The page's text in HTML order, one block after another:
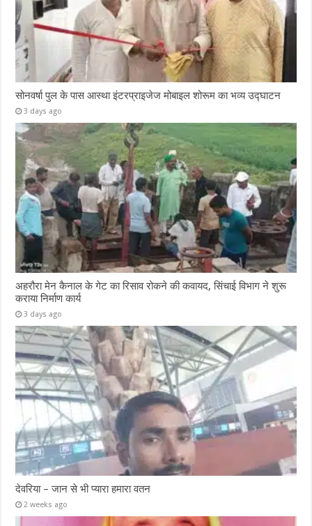
सोनवर्षा पुल के पास आस्था इंटरप्राइजेज मोबाइल शोरूम का भव्य उद्घाटन
3 days ago
अहरौरा मेन कैनाल के गेट का रिसाव रोकने की कवायद, सिंचाई विभाग ने शुरू
कराया निर्माण कार्य
3 days ago
देवरिया – जान से भी प्यारा हमारा वतन
2 weeks ago